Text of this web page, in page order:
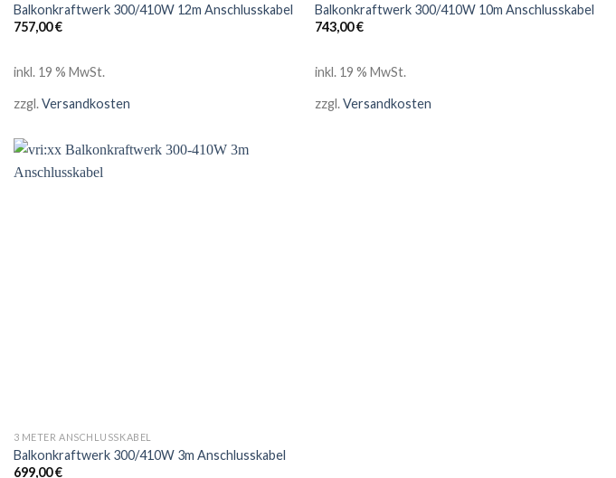
Balkonkraftwerk 300/410W 12m Anschlusskabel
757,00€
inkl. 19 % MwSt.
zzgl.Versandkosten
Balkonkraftwerk 300/410W 10m Anschlusskabel
743,00€
inkl. 19 % MwSt.
zzgl.Versandkosten
3 METER ANSCHLUSSKABEL
Balkonkraftwerk 300/410W 3m Anschlusskabel
699,00€